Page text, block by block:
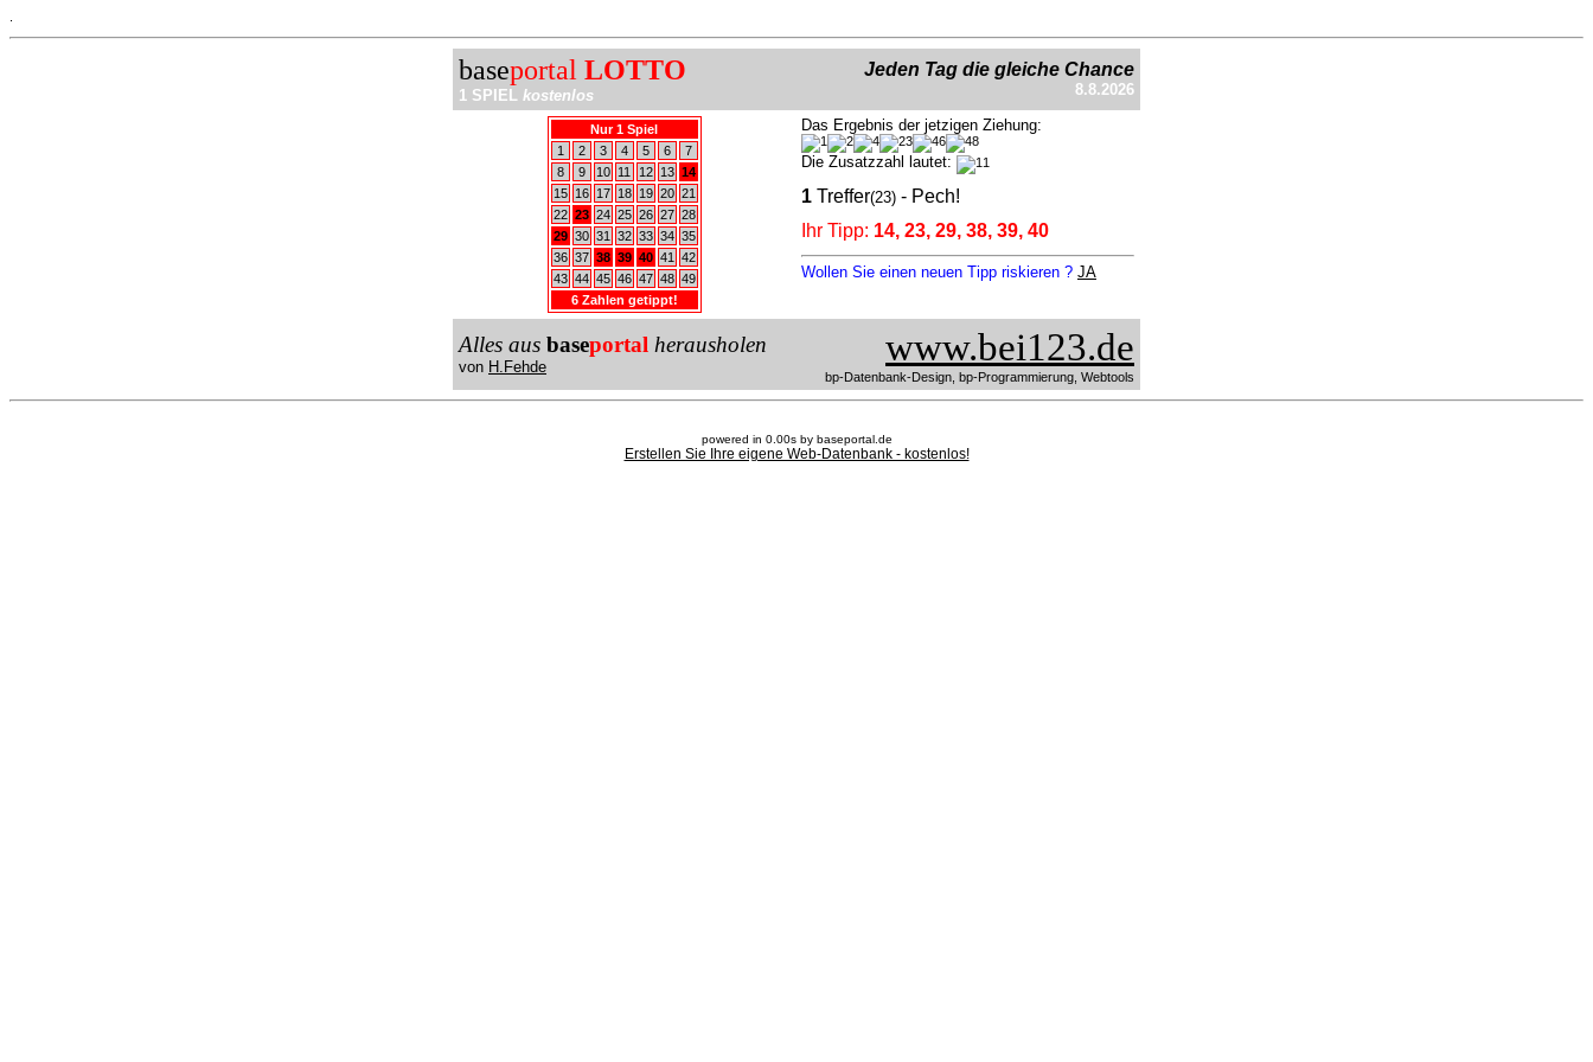
baseportal LOTTO
1 SPIEL kostenlos
Jeden Tag die gleiche Chance
8.8.2026
Nur 1 Spiel
1
2 3 4 5 6
7
8
9 10 11 12 13 14
15
16 17 18 19 20 21
22 23 24 25 26 27 28
29 30 31 32 33 34 35
36 37 38 39 40 41
42
43 44 45 46 47 48 49
6 Zahlen getippt!
Das Ergebnis der jetzigen Ziehung:
Die Zusatzzahl lautet:
1 Treffer(23) - Pech!
Ihr Tipp: 14, 23, 29, 38, 39, 40
Wollen Sie einen neuen Tipp riskieren ? JA
Alles aus baseportal herausholen
von H.Fehde www.bei123.de
bp-Datenbank-Design, bp-Programmierung, Webtools
powered in 0.00s by baseportal.de
Erstellen Sie Ihre eigene Web-Datenbank - kostenlos!